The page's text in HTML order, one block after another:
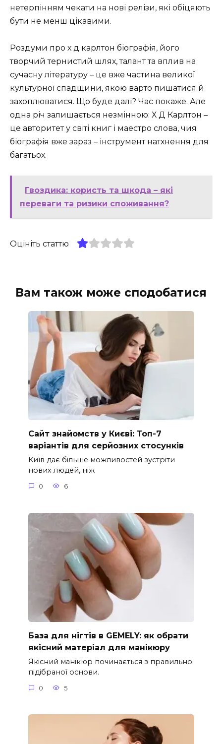
нетерпінням чекати на нові релізи, які обіцяють
бути не менш цікавими.
Роздуми про х д карлтон біографія, його
творчий тернистий шлях, талант та вплив на
сучасну літературу – це вже частина великої
культурної спадщини, якою варто пишатися й
захоплюватися. Що буде далі? Час покаже. Але
одна річ залишається незмінною: Х Д Карлтон –
це авторитет у світі книг і маестро слова, чия
біографія вже зараз – інструмент натхнення для
багатьох.
Гвоздика: користь та шкода – які
переваги та ризики споживання?
Оцініть статтю
Вам також може сподобатися
Сайт знайомств у Києві: Топ-7
варіантів для серйозних стосунків
Київ дає більше можливостей зустріти
нових людей, ніж
0 6
База для нігтів в GEMELY: як обрати
якісний матеріал для манікюру
Якісний манікюр починається з правильно
підібраної основи.
0 5